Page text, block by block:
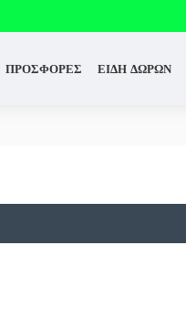
ΠΡΟΣΦΟΡΕΣ ΕΙΔΗ ΔΩΡΩΝ